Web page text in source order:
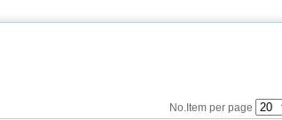
No.Item per page